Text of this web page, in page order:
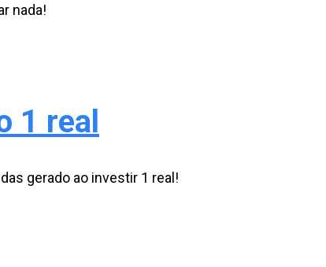
nada!
1 real
gerado ao investir 1 real!